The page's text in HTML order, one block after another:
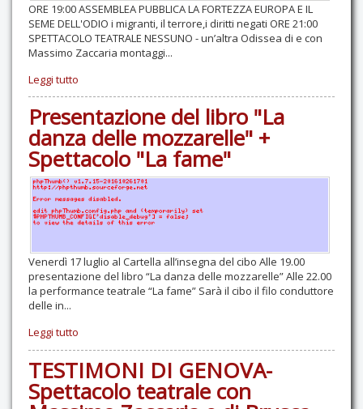
ORE 19:00 ASSEMBLEA PUBBLICA LA FORTEZZA EUROPA E IL
SEME DELL'ODIO i migranti, il terrore,i diritti negati ORE 21:00
SPETTACOLO TEATRALE NESSUNO - un’altra Odissea di e con
Massimo Zaccaria montaggi...
Leggi tutto
Presentazione del libro "La
danza delle mozzarelle" +
Spettacolo "La fame"
Venerdì 17 luglio al Cartella all’insegna del cibo Alle 19.00
presentazione del libro “La danza delle mozzarelle” Alle 22.00
la performance teatrale “La fame” Sarà il cibo il filo conduttore
delle in...
Leggi tutto
TESTIMONI DI GENOVA-
Spettacolo teatrale con